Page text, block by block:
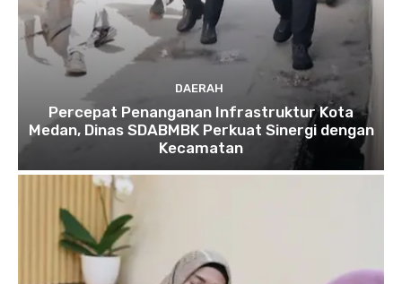
DAERAH
Percepat Penanganan Infrastruktur Kota
Medan, Dinas SDABMBK Perkuat Sinergi dengan
Kecamatan